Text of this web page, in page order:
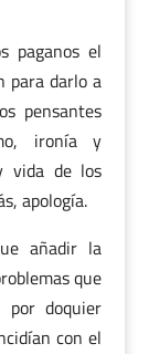
paganos el
para darlo a
pensantes
ironía y
vida de los
apología.
añadir la
que
por doquier
con el